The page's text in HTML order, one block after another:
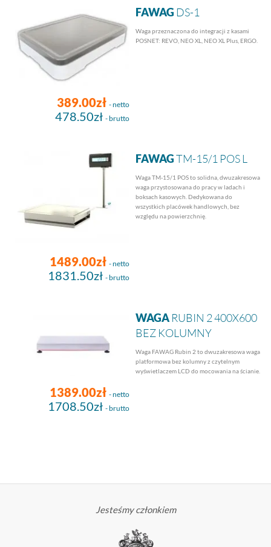
389.00zł - netto
478.50zł - brutto
FAWAG DS-1
Waga przeznaczona do integracji z kasami
POSNET: REVO, NEO XL, NEO XL Plus, ERGO.
1489.00zł - netto
1831.50zł - brutto
FAWAGTM-15/1 POS L
Waga TM-15/1 POS to solidna, dwuzakresowa
waga przystosowana do pracy w ladach i
boksach kasowych. Dedykowana do
wszystkich placówek handlowych, bez
względu na powierzchnię.
1389.00zł - netto
1708.50zł - brutto
WAGA RUBIN 2 400X600
BEZ KOLUMNY
Waga FAWAG Rubin 2 to dwuzakresowa waga
platformowa bez kolumny z czytelnym
wyświetlaczem LCD do mocowania na ścianie.
Jesteśmy członkiem